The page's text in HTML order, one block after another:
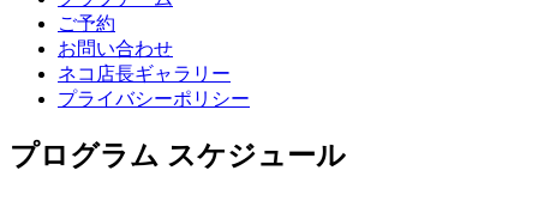
ご予約
お問い合わせ
ネコ店長ギャラリー
プライバシーポリシー
プログラム スケジュール